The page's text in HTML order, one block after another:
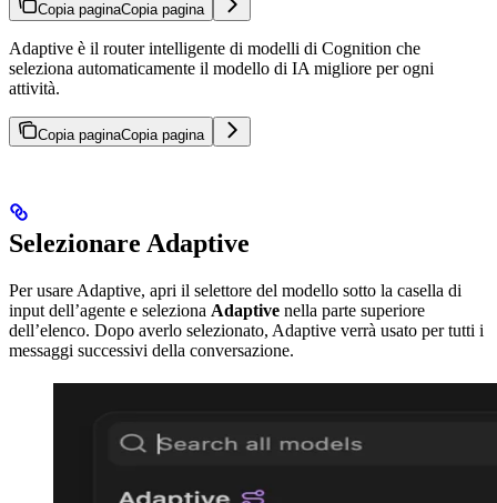
Copia paginaCopia pagina
Adaptive è il router intelligente di modelli di Cognition che
seleziona automaticamente il modello di IA migliore per ogni
attività.
Copia paginaCopia pagina
Selezionare Adaptive
Per usare Adaptive, apri il selettore del modello sotto la casella di
input dell’agente e seleziona Adaptive nella parte superiore
dell’elenco. Dopo averlo selezionato, Adaptive verrà usato per tutti i
messaggi successivi della conversazione.